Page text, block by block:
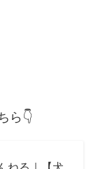
ら👇